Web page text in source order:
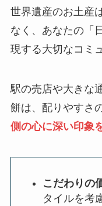
世界遺産のお土産
なく、あなたの「
現する大切なコミ
駅の売店や大きな
餅は、配りやすさ
側の心に深い印象
こだわりの
タイルを考